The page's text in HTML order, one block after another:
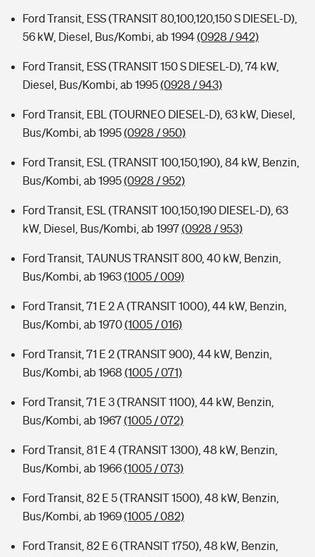
Ford Transit, ESS (TRANSIT 80,100,120,150 S DIESEL-D),
56 kW, Diesel, Bus/Kombi, ab 1994(0928 / 942)
Ford Transit, ESS (TRANSIT 150 S DIESEL-D), 74 kW,
Diesel, Bus/Kombi, ab 1995(0928 / 943)
Ford Transit, EBL (TOURNEO DIESEL-D), 63 kW, Diesel,
Bus/Kombi, ab 1995(0928 / 950)
Ford Transit, ESL (TRANSIT 100,150,190), 84 kW, Benzin,
Bus/Kombi, ab 1995(0928 / 952)
Ford Transit, ESL (TRANSIT 100,150,190 DIESEL-D), 63
kW, Diesel, Bus/Kombi, ab 1997(0928 / 953)
Ford Transit, TAUNUS TRANSIT 800, 40 kW, Benzin,
Bus/Kombi, ab 1963(1005 / 009)
Ford Transit, 71 E 2 A (TRANSIT 1000), 44 kW, Benzin,
Bus/Kombi, ab 1970(1005 / 016)
Ford Transit, 71 E 2 (TRANSIT 900), 44 kW, Benzin,
Bus/Kombi, ab 1968 (1005 / 071)
Ford Transit, 71 E 3 (TRANSIT 1100), 44 kW, Benzin,
Bus/Kombi, ab 1967(1005 / 072)
Ford Transit, 81 E 4 (TRANSIT 1300), 48 kW, Benzin,
Bus/Kombi, ab 1966(1005 / 073)
Ford Transit, 82 E 5 (TRANSIT 1500), 48 kW, Benzin,
Bus/Kombi, ab 1969(1005 / 082)
Ford Transit, 82 E 6 (TRANSIT 1750), 48 kW, Benzin,